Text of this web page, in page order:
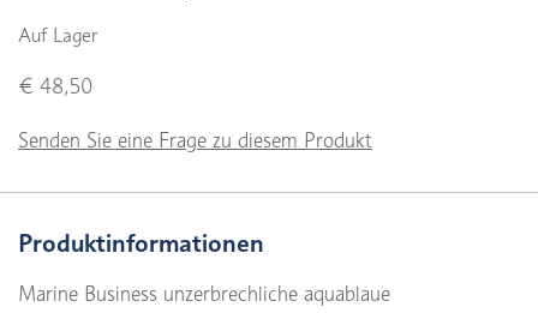
Auf Lager
€ 48,50
Senden Sie eine Frage zu diesem Produkt
Produktinformationen
Marine Business unzerbrechliche aquablaue